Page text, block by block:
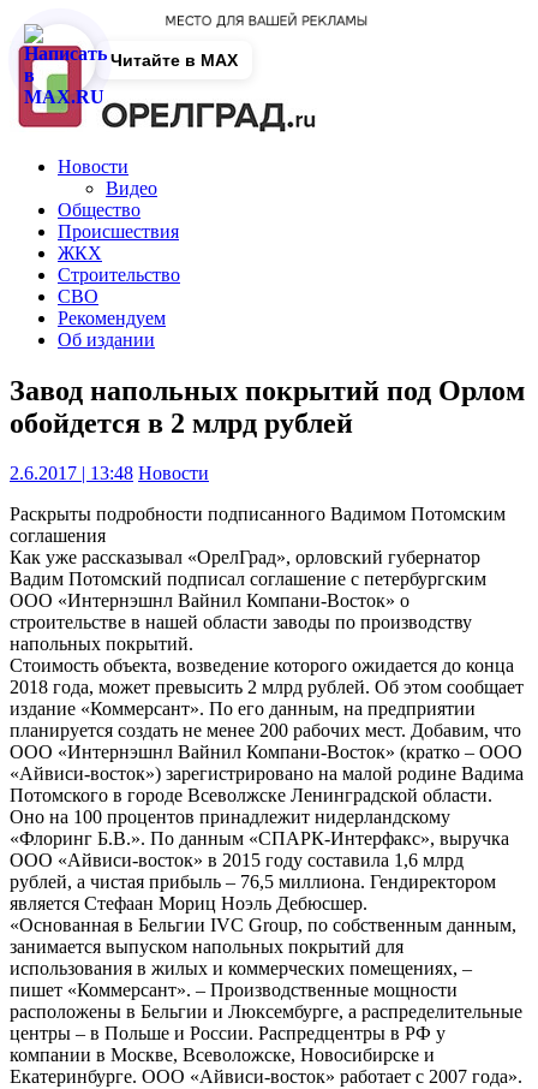
Новости
Видео
Общество
Происшествия
ЖКХ
Строительство
СВО
Рекомендуем
Об издании
Завод напольных покрытий под Орлом
обойдется в 2 млрд рублей
2.6.2017 | 13:48 Новости
Раскрыты подробности подписанного Вадимом Потомским
соглашения
Как уже рассказывал «ОрелГрад», орловский губернатор
Вадим Потомский подписал соглашение с петербургским
ООО «Интернэшнл Вайнил Компани-Восток» о
строительстве в нашей области заводы по производству
напольных покрытий.
Стоимость объекта, возведение которого ожидается до конца
2018 года, может превысить 2 млрд рублей. Об этом сообщает
издание «Коммерсант». По его данным, на предприятии
планируется создать не менее 200 рабочих мест. Добавим, что
ООО «Интернэшнл Вайнил Компани-Восток» (кратко – ООО
«Айвиси-восток») зарегистрировано на малой родине Вадима
Потомского в городе Всеволжске Ленинградской области.
Оно на 100 процентов принадлежит нидерландскому
«Флоринг Б.В.». По данным «СПАРК-Интерфакс», выручка
ООО «Айвиси-восток» в 2015 году составила 1,6 млрд
рублей, а чистая прибыль – 76,5 миллиона. Гендиректором
является Стефаан Мориц Ноэль Дебюсшер.
«Основанная в Бельгии IVC Group, по собственным данным,
занимается выпуском напольных покрытий для
использования в жилых и коммерческих помещениях, –
пишет «Коммерсант». – Производственные мощности
расположены в Бельгии и Люксембурге, а распределительные
центры – в Польше и России. Распредцентры в РФ у
компании в Москве, Всеволожске, Новосибирске и
Екатеринбурге. ООО «Айвиси-восток» работает с 2007 года».
Читайте в MAX